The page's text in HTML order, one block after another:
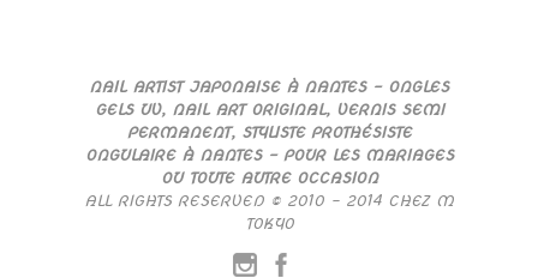
NAIL ARTIST JAPONAISE À NANTES – ONGLES
GELS UV, NAIL ART ORIGINAL, VERNIS SEMI
PERMANENT, STYLISTE PROTHÉSISTE
ONGULAIRE À NANTES – POUR LES MARIAGES
OU TOUTE AUTRE OCCASION
ALL RIGHTS RESERVED © 2010 – 2014 CHEZ M
TOKYO